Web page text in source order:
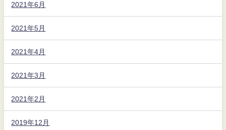
2021年6月
2021年5月
2021年4月
2021年3月
2021年2月
2019年12月